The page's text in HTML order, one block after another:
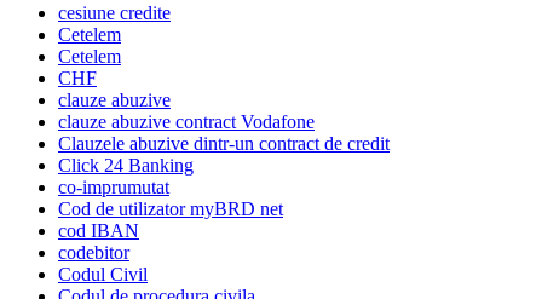
cesiune credite
Cetelem
Cetelem
CHF
clauze abuzive
clauze abuzive contract Vodafone
Clauzele abuzive dintr-un contract de credit
Click 24 Banking
co-imprumutat
Cod de utilizator myBRD net
cod IBAN
codebitor
Codul Civil